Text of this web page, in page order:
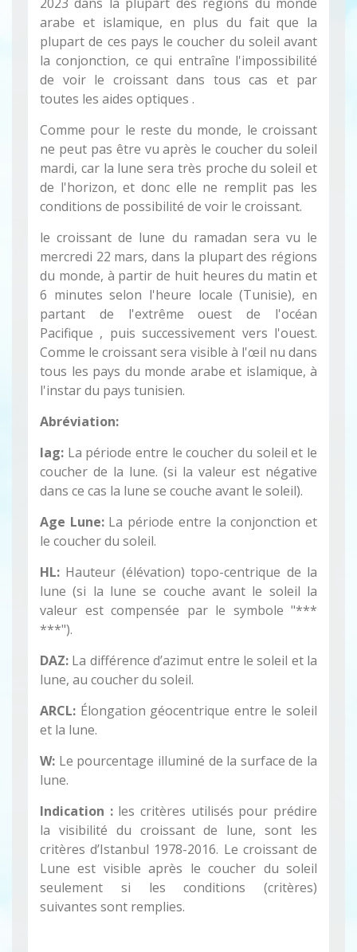
arabe et islamique, en plus du fait que la
plupart de ces pays le coucher du soleil avant
la conjonction, ce qui entraîne l'impossibilité
de voir le croissant dans tous cas et par
toutes les aides optiques .
Comme pour le reste du monde, le croissant
ne peut pas être vu après le coucher du soleil
mardi, car la lune sera très proche du soleil et
de l'horizon, et donc elle ne remplit pas les
conditions de possibilité de voir le croissant.
le croissant de lune du ramadan sera vu le
mercredi 22 mars, dans la plupart des régions
du monde, à partir de huit heures du matin et
6 minutes selon l'heure locale (Tunisie), en
partant de l'extrême ouest de l'océan
Pacifique , puis successivement vers l'ouest.
Comme le croissant sera visible à l'œil nu dans
tous les pays du monde arabe et islamique, à
l'instar du pays tunisien.
Abréviation:
lag: La période entre le coucher du soleil et le
coucher de la lune. (si la valeur est négative
dans ce cas la lune se couche avant le soleil).
Age Lune: La période entre la conjonction et
le coucher du soleil.
HL: Hauteur (élévation) topo-centrique de la
lune (si la lune se couche avant le soleil la
valeur est compensée par le symbole "***
***").
DAZ: La différence d’azimut entre le soleil et la
lune, au coucher du soleil.
ARCL: Élongation géocentrique entre le soleil
et la lune.
W: Le pourcentage illuminé de la surface de la
lune.
Indication :les critères utilisés pour prédire
la visibilité du croissant de lune, sont les
critères d’Istanbul 1978-2016. Le croissant de
Lune est visible après le coucher du soleil
seulement si les conditions (critères)
suivantes sont remplies.